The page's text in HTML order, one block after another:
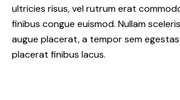
ultricies risus, vel rutrum erat
finibus congue euismod. Nullam
augue placerat, a tempor sem
placerat finibus lacus.